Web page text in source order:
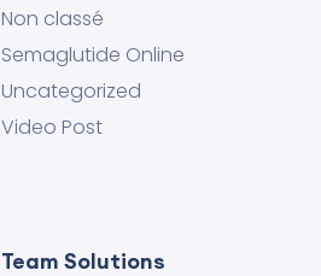
Non classé
Semaglutide Online
Uncategorized
Video Post
Team Solutions